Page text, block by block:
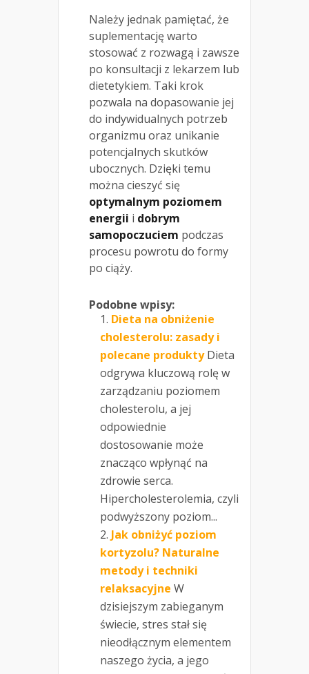
Należy jednak pamiętać, że
suplementację warto
stosować z rozwagą i zawsze
po konsultacji z lekarzem lub
dietetykiem. Taki krok
pozwala na dopasowanie jej
do indywidualnych potrzeb
organizmu oraz unikanie
potencjalnych skutków
ubocznych. Dzięki temu
można cieszyć się
optymalnym poziomem
energii i dobrym
samopoczuciem podczas
procesu powrotu do formy
po ciąży.
Podobne wpisy:
Dieta na obniżenie
cholesterolu: zasady i
polecane produkty Dieta
odgrywa kluczową rolę w
zarządzaniu poziomem
cholesterolu, a jej
odpowiednie
dostosowanie może
znacząco wpłynąć na
zdrowie serca.
Hipercholesterolemia, czyli
podwyższony poziom...
Jak obniżyć poziom
kortyzolu? Naturalne
metody i techniki
relaksacyjne W
dzisiejszym zabieganym
świecie, stres stał się
nieodłącznym elementem
naszego życia, a jego